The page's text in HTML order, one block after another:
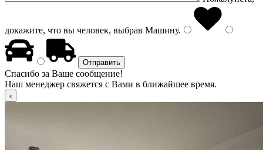
докажите, что вы человек, выбрав Машину.
Спасибо за Ваше сообщение!
Наш менеджер свяжется с Вами в ближайшее время.